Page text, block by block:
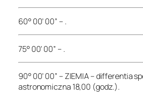
60° 00’ 00” – .
75° 00’ 00” – .
90° 00’ 00” – ZIEMIA – differentia
astronomiczna 18,00 (godz.).